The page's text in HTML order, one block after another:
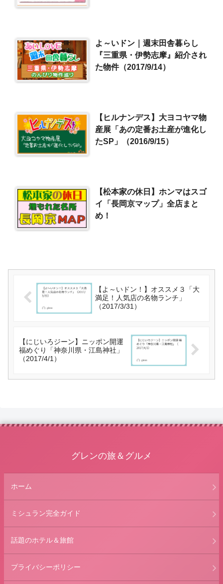
よ～いドン｜週末田舎暮らし
『三重県・伊勢志摩』紹介され
た物件（2017/9/14）
【ヒルナンデス】大ヨコヤマ物
産展「あの定番お土産が進化し
たSP」（2016/9/15）
【松本家の休日】ホンマはスゴ
イ「長岡京マップ」全店まと
め！
【よ～いドン！】オススメ３「大
満足！人気店の名物ランチ」
（2017/3/31）
【にじいろジーン】ニッポン開運
福めぐり「神奈川県・江島神社」
（2017/4/1）
グレンの旅＆グルメ
ホーム
ミシュラン完全ガイド
話題のホテル＆旅館
プライバシーポリシー